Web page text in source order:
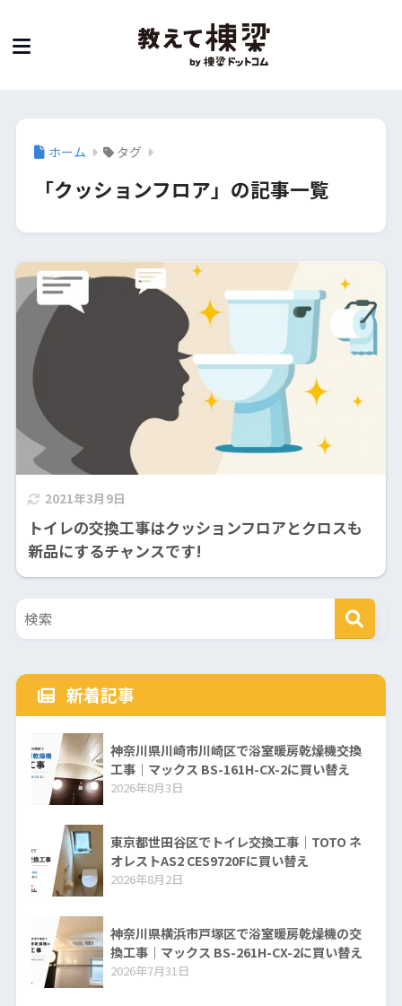
ホーム タグ
「クッションフロア」の記事一覧
2021年3月9日
トイレの交換工事はクッションフロアとクロスも
新品にするチャンスです!
新着記事
神奈川県川崎市川崎区で浴室暖房乾燥機交換
工事｜マックス BS-161H-CX-2に買い替え
2026年8月3日
東京都世田谷区でトイレ交換工事｜TOTO ネ
オレストAS2 CES9720Fに買い替え
2026年8月2日
神奈川県横浜市戸塚区で浴室暖房乾燥機の交
換工事｜マックス BS-261H-CX-2に買い替え
2026年7月31日